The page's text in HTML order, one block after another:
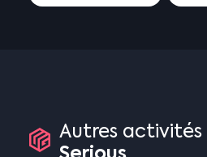
Autres activités